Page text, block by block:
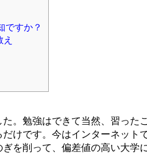
ですか？
。勉強はできて当然、習った
けです。今はインターネット
を削って、偏差値の高い大学